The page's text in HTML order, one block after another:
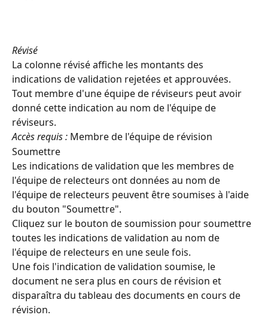
Révisé
La colonne révisé affiche les montants des
indications de validation rejetées et approuvées.
Tout membre d'une équipe de réviseurs peut avoir
donné cette indication au nom de l'équipe de
réviseurs.
Accès requis : Membre de l'équipe de révision
Soumettre
Les indications de validation que les membres de
l'équipe de relecteurs ont données au nom de
l'équipe de relecteurs peuvent être soumises à l'aide
du bouton "Soumettre".
Cliquez sur le bouton de soumission pour soumettre
toutes les indications de validation au nom de
l'équipe de relecteurs en une seule fois.
Une fois l'indication de validation soumise, le
document ne sera plus en cours de révision et
disparaîtra du tableau des documents en cours de
révision.